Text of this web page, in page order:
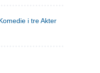
i tre Akter